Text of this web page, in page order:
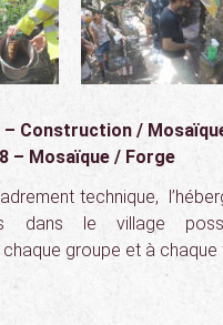
– Construction /
– Mosaïque / Forge
technique,
dans le village
groupe et à chaque